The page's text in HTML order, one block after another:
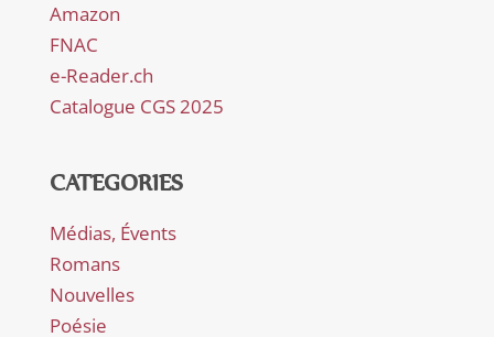
Amazon
FNAC
e-Reader.ch
Catalogue CGS 2025
CATEGORIES
Médias, Évents
Romans
Nouvelles
Poésie